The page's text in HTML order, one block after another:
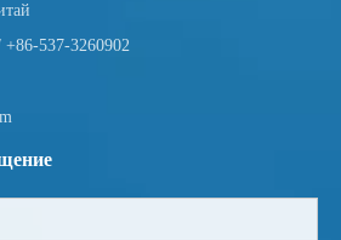
537-3260902